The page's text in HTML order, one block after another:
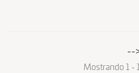
--
Mostrando 1 -